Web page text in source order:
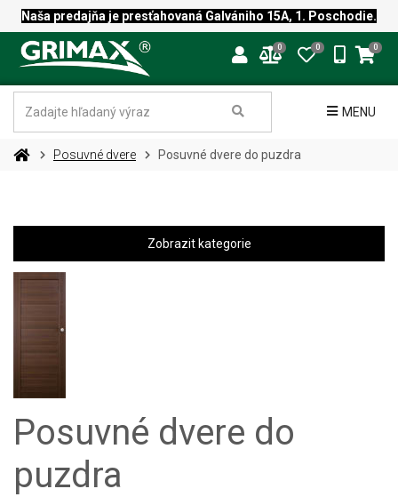
Naša predajňa je presťahovaná Galvániho 15A, 1. Poschodie.
0 0 0
MENU
Posuvné dvere Posuvné dvere do puzdra
Zobrazit kategorie
Posuvné dvere do
puzdra